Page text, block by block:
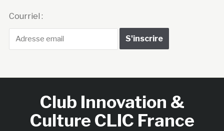
Courriel :
Club Innovation &
Culture CLIC France